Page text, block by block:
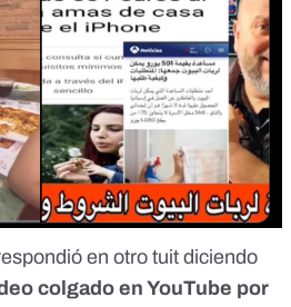
en otro tuitdiciendo
colgado en YouTube por